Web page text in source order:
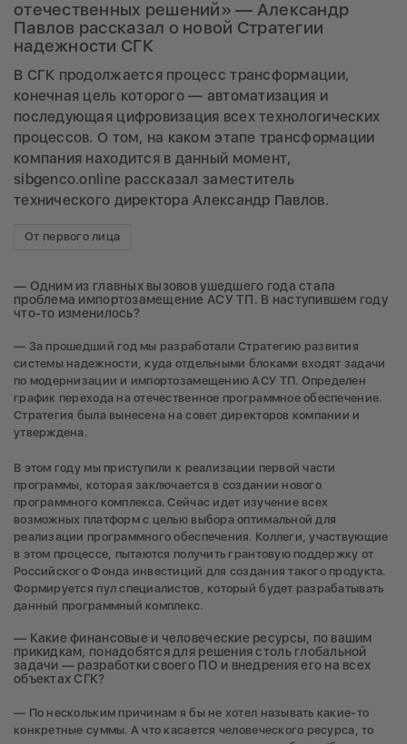
отечественных решений» — Александр
Павлов рассказал о новой Стратегии
надежности СГК
В СГК продолжается процесс трансформации,
конечная цель которого — автоматизация и
последующая цифровизация всех технологических
процессов. О том, на каком этапе трансформации
компания находится в данный момент,
sibgenco.online рассказал заместитель
технического директора Александр Павлов.
От первого лица
— Одним из главных вызовов ушедшего года стала
проблема импортозамещение АСУ ТП. В наступившем году
что-то изменилось?
— За прошедший год мы разработали Стратегию развития
системы надежности, куда отдельными блоками входят задачи
по модернизации и импортозамещению АСУ ТП. Определен
график перехода на отечественное программное обеспечение.
Стратегия была вынесена на совет директоров компании и
утверждена.
В этом году мы приступили к реализации первой части
программы, которая заключается в создании нового
программного комплекса. Сейчас идет изучение всех
возможных платформ с целью выбора оптимальной для
реализации программного обеспечения. Коллеги, участвующие
в этом процессе, пытаются получить грантовую поддержку от
Российского Фонда инвестиций для создания такого продукта.
Формируется пул специалистов, который будет разрабатывать
данный программный комплекс.
— Какие финансовые и человеческие ресурсы, по вашим
прикидкам, понадобятся для решения столь глобальной
задачи — разработки своего ПО и внедрения его на всех
объектах СГК?
— По нескольким причинам я бы не хотел называть какие-то
конкретные суммы. А что касается человеческого ресурса, то